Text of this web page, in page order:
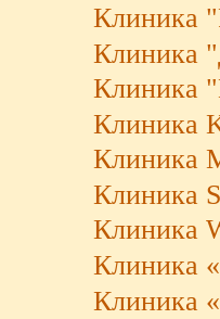
Клиника
Клиника
Клиника
Клиника
Клиника
Клиника
Клиника
Клиника
Клиника